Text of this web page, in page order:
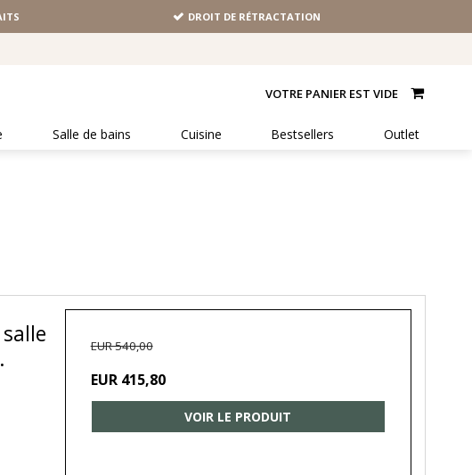
DROIT DE RÉTRACTATION
VOTRE PANIER EST VIDE
Salle de bains Cuisine Bestsellers Outlet
EUR 540,00
EUR 415,80
VOIR LE PRODUIT